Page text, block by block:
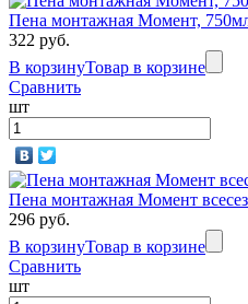
Пена монтажная Момент,
322 руб.
В корзинуТовар в корзине
Сравнить
шт
Пена монтажная Момент
296 руб.
В корзинуТовар в корзине
Сравнить
шт